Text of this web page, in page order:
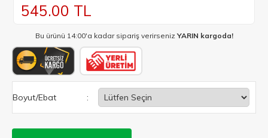
545.00 TL
Bu ürünü 14:00'a kadar sipariş verirsenizYARIN kargoda!
Boyut/Ebat :